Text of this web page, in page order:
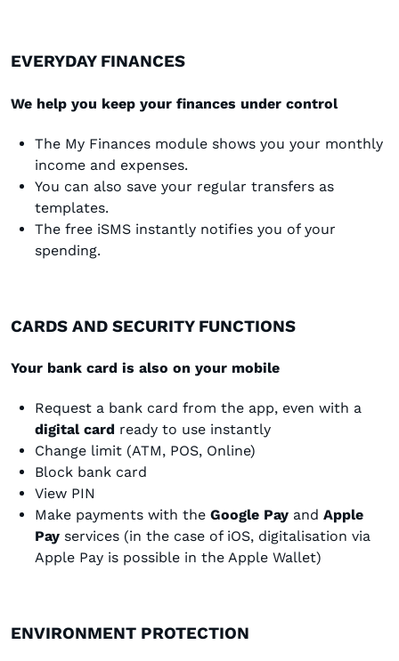
EVERYDAY FINANCES
We help you keep your finances under control
The My Finances module shows you your monthly
income and expenses.
You can also save your regular transfers as
templates.
The free iSMS instantly notifies you of your
spending.
CARDS AND SECURITY FUNCTIONS
Your bank card is also on your mobile
Request a bank card from the app, even with a
digital card ready to use instantly
Change limit (ATM, POS, Online)
Block bank card
View PIN
Make payments with the Google Pay and Apple
Pay services (in the case of iOS, digitalisation via
Apple Pay is possible in the Apple Wallet)
ENVIRONMENT PROTECTION